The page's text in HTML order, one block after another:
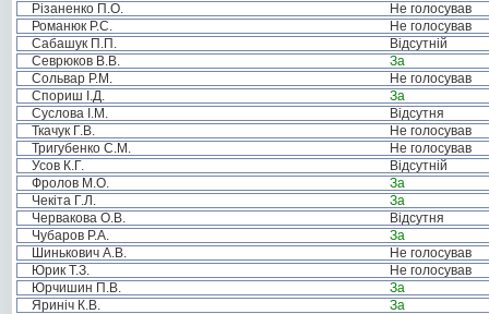
Різаненко П.О.
Не голосував
Романюк Р.С.
Не голосував
Сабашук П.П.
Відсутній
Севрюков В.В.
За
Сольвар Р.М.
Не голосував
Спориш І.Д.
За
Суслова І.М.
Відсутня
Ткачук Г.В.
Не голосував
Тригубенко С.М.
Не голосував
Усов К.Г.
Відсутній
Фролов М.О.
За
Чекіта Г.Л.
За
Червакова О.В.
Відсутня
Чубаров Р.А.
За
Шинькович А.В.
Не голосував
Юрик Т.З.
Не голосував
Юрчишин П.В.
За
Яриніч К.В.
За